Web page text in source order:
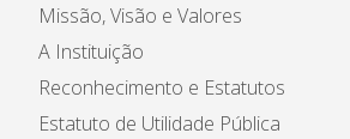
Missão, Visão e Valores
A Instituição
Reconhecimento e Estatutos
Estatuto de Utilidade Pública